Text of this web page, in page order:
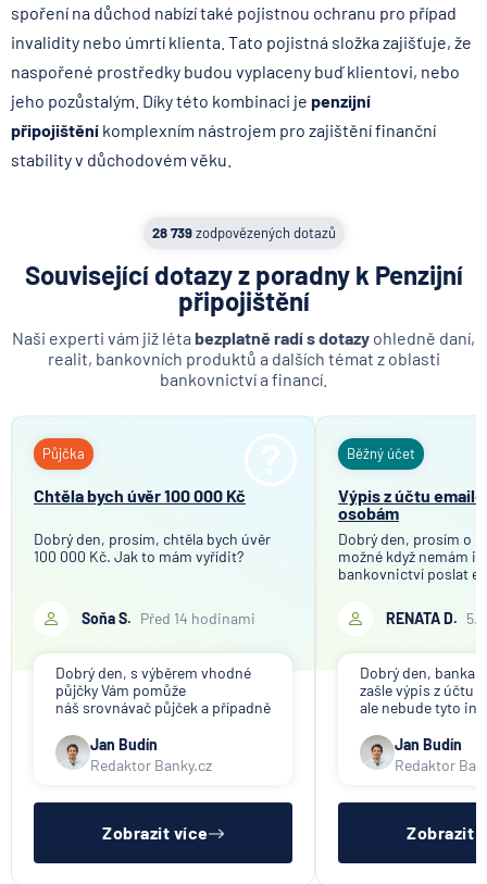
spoření na důchod nabízí také pojistnou ochranu pro případ
invalidity nebo úmrtí klienta. Tato pojistná složka zajišťuje, že
naspořené prostředky budou vyplaceny buď klientovi, nebo
jeho pozůstalým. Díky této kombinaci je penzijní
připojištění komplexním nástrojem pro zajištění finanční
stability v důchodovém věku.
28 739zodpovězených dotazů
Související dotazy z poradny k Penzijní
připojištění
Naši experti vám již léta bezplatně radí s dotazy ohledně daní,
realit, bankovních produktů a dalších témat z oblasti
bankovnictví a financí.
Půjčka
Chtěla bych úvěr 100 000 Kč
Dobrý den, prosím, chtěla bych úvěr
100 000 Kč. Jak to mám vyřídit?
Soňa S. Před 14 hodinami
Dobrý den, s výběrem vhodné
půjčky Vám pomůže
náš srovnávač půjček a případně
půjček. Pro získání půjčky je
třeba mít dostatečný příjem,
nebýt ve zkušební ani výpovědní
Jan Budín
Redaktor Banky.cz
Zobrazit více
Běžný účet
Výpis z účtu
osobám
Dobrý den, prosím o
možné když nemám
bankovnictví poslat
společnosti, které
účelem ověření
RENATA D.
Dobrý den, banka
zašle výpis z účtu
ale nebude tyto
společnosti).
přeposlání emailu
jiným osobám či
Jan Budín
Redaktor
Zobrazit